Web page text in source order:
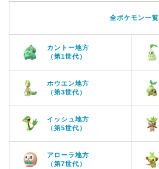
全ポケモン一覧
カントー地方
（第1世代）
ホウエン地方
（第3世代）
イッシュ地方
（第5世代）
アローラ地方
（第7世代）